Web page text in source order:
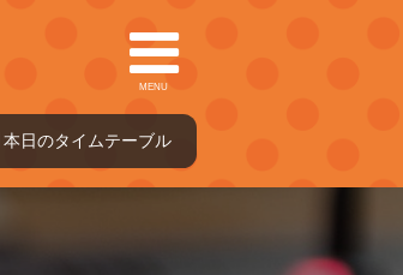
MENU
本日のタイ ムテーブル